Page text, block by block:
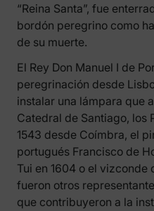
“Reina Santa”, fue
bordón peregrino como
de su muerte.
El Rey Don Manuel I de
peregrinación desde
instalar una lámpara que
Catedral de Santiago, los
1543 desde Coímbra, el
portugués Francisco de
Tui en 1604 o el vizconde
fueron otros
que contribuyeron a la